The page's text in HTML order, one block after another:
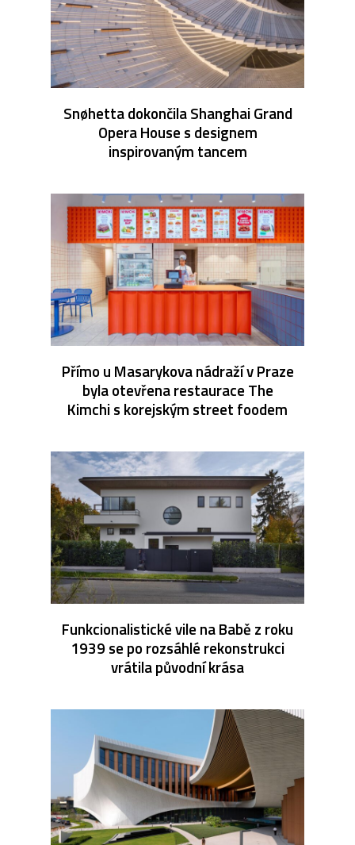
Snøhetta dokončila Shanghai Grand
Opera House s designem
inspirovaným tancem
Přímo u Masarykova nádraží v Praze
byla otevřena restaurace The
Kimchi s korejským street foodem
Funkcionalistické vile na Babě z roku
1939 se po rozsáhlé rekonstrukci
vrátila původní krása